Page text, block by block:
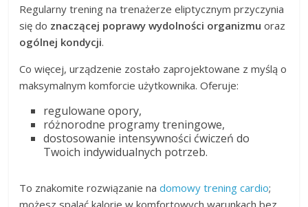
Regularny trening na trenażerze eliptycznym przyczynia
się do znaczącej poprawy wydolności organizmu oraz
ogólnej kondycji.
Co więcej, urządzenie zostało zaprojektowane z myślą o
maksymalnym komforcie użytkownika. Oferuje:
regulowane opory,
różnorodne programy treningowe,
dostosowanie intensywności ćwiczeń do
Twoich indywidualnych potrzeb.
To znakomite rozwiązanie nadomowy trening cardio;
możesz spalać kalorie w komfortowych warunkach bez